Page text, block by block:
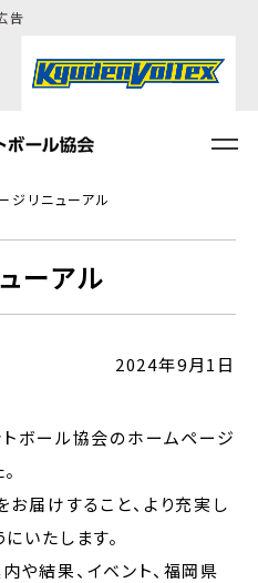
告
ジリニューアル
ーアル
2024年9月1日
ボール協会のホームページ
届けすること、より充実し
いたします。
や結果、イベント、福岡県